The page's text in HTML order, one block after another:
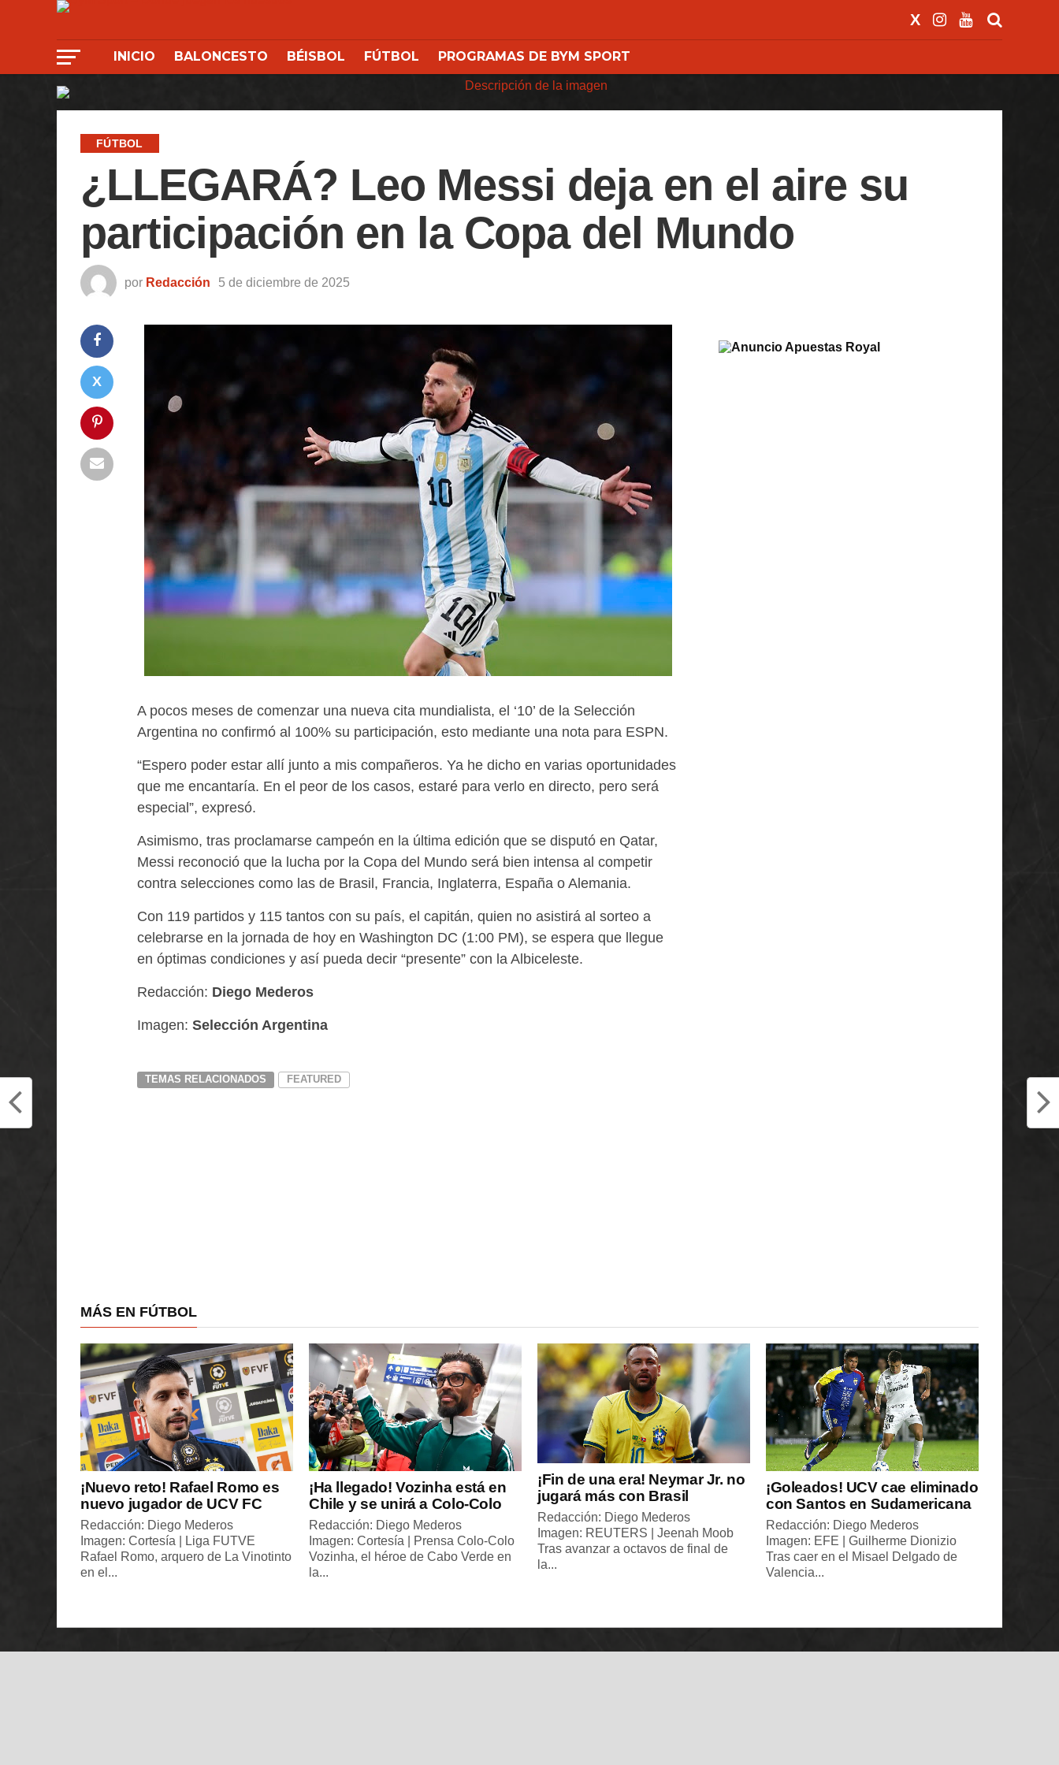
INICIO BALONCESTO BÉISBOL FÚTBOL PROGRAMAS DE BYM SPORT
FÚTBOL
¿LLEGARÁ? Leo Messi deja en el aire su
participación en la Copa del Mundo
por Redacción 5 de diciembre de 2025
A pocos meses de comenzar una nueva cita mundialista, el ‘10’ de la Selección
Argentina no confirmó al 100% su participación, esto mediante una nota para ESPN.
“Espero poder estar allí junto a mis compañeros. Ya he dicho en varias oportunidades
que me encantaría. En el peor de los casos, estaré para verlo en directo, pero será
especial”, expresó.
Asimismo, tras proclamarse campeón en la última edición que se disputó en Qatar,
Messi reconoció que la lucha por la Copa del Mundo será bien intensa al competir
contra selecciones como las de Brasil, Francia, Inglaterra, España o Alemania.
Con 119 partidos y 115 tantos con su país, el capitán, quien no asistirá al sorteo a
celebrarse en la jornada de hoy en Washington DC (1:00 PM), se espera que llegue
en óptimas condiciones y así pueda decir “presente” con la Albiceleste.
Redacción: Diego Mederos
Imagen: Selección Argentina
TEMAS RELACIONADOS FEATURED
MÁS EN FÚTBOL
¡Nuevo reto! Rafael Romo es
nuevo jugador de UCV FC
Redacción: Diego Mederos
Imagen: Cortesía | Liga FUTVE
Rafael Romo, arquero de La Vinotinto
en el...
¡Ha llegado! Vozinha está en
Chile y se unirá a Colo-Colo
Redacción: Diego Mederos
Imagen: Cortesía | Prensa Colo-Colo
Vozinha, el héroe de Cabo Verde en
la...
¡Fin de una era! Neymar Jr. no
jugará más con Brasil
Redacción: Diego Mederos
Imagen: REUTERS | Jeenah Moob
Tras avanzar a octavos de final de
la...
¡Goleados! UCV cae eliminado
con Santos en Sudamericana
Redacción: Diego Mederos
Imagen: EFE | Guilherme Dionizio
Tras caer en el Misael Delgado de
Valencia...